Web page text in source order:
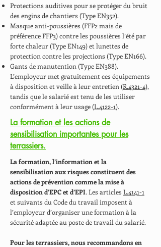
Protections auditives pour se protéger du bruit
des engins de chantiers (Type EN352).
Masque anti-poussières (FFP2 mais de
préférence FFP3) contre les poussières l’été par
forte chaleur (Type EN149) et lunettes de
protection contre les projections (Type EN166).
Gants de manutention (Type EN388).
L’employeur met gratuitement ces équipements
à disposition et veille à leur entretien (R.4321-4),
tandis que le salarié est tenu de les utiliser
conformément à leur usage (L.4122-1).
La formation et les actions de
sensibilisation importantes pour les
terrassiers.
La formation, l’information et la
sensibilisation aux risques constituent des
actions de prévention comme la mise à
disposition d’EPC et d’EPI. Les articles L.4141-1
et suivants du Code du travail imposent à
l’employeur d’organiser une formation à la
sécurité adaptée au poste de travail du salarié.
Pour les terrassiers, nous recommandons en